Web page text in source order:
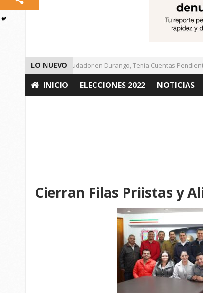
LO NUEVO
Detienen a Defraudador en Durango, Tenia Cuentas Pendientes
INICIO ELECCIONES 2022 NOTICIAS
Cierran Filas Priistas y